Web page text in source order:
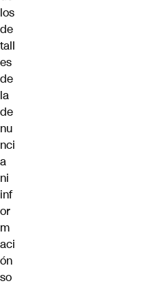
los
de
tall
es
de
la
de
nu
nci
a
ni
inf
or
m
aci
ón
so